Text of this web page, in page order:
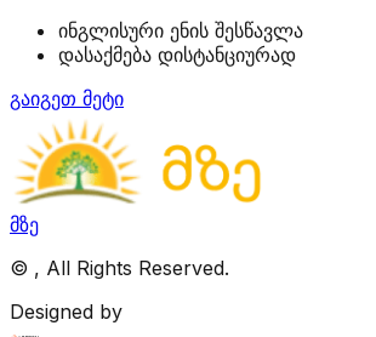
ინგლისური ენის შესწავლა
დასაქმება დისტანციურად
გაიგეთ მეტი
მზე
© , All Rights Reserved.
Designed by